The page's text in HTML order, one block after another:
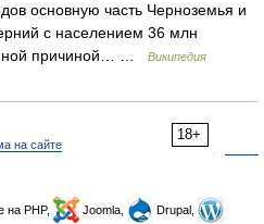
основную часть Черноземья и
с населением 36 млн
причиной… …
Википедия
18+
на сайте
на PHP, Joomla,
Drupal,